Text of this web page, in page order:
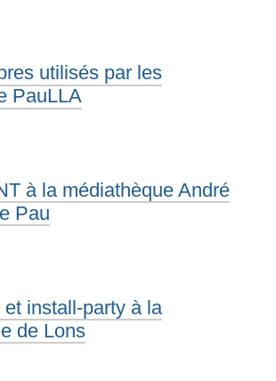
utilisés par les
PauLLA
à la médiathèque André
Pau
install-party à la
de Lons